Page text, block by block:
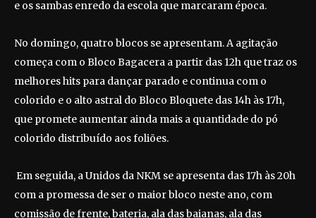
e os sambas enredo da escola que marcaram época.
No domingo, quatro blocos se apresentam. A agitação
começa com o Bloco Bagacera a partir das 12h que traz os
melhores hits para dançar parado e continua com o
colorido e o alto astral do Bloco Bloquete das 14h às 17h,
que promete aumentar ainda mais a quantidade do pó
colorido distribuído aos foliões.
Em seguida, a Unidos da NKM se apresenta das 17h às 20h
com a promessa de ser o maior bloco neste ano, com
comissão de frente, bateria, ala das baianas, ala das